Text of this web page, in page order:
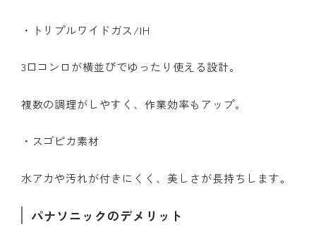
・トリプルワイドガス/IH
3口コンロが横並びでゆったり使える設計。
複数の調理がしやすく、作業効率もアップ。
・スゴピカ素材
水アカや汚れが付きにくく、美しさが長持ちします。
パナソニックのデメリット